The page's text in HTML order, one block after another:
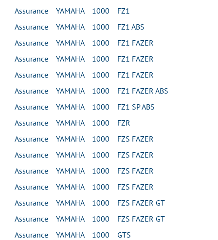
Assurance YAMAHA 1000 FZ1
Assurance YAMAHA 1000 FZ1 ABS
Assurance YAMAHA 1000 FZ1 FAZER
Assurance YAMAHA 1000 FZ1 FAZER
Assurance YAMAHA 1000 FZ1 FAZER
Assurance YAMAHA 1000 FZ1 FAZER ABS
Assurance YAMAHA 1000 FZ1 SP ABS
Assurance YAMAHA 1000 FZR
Assurance YAMAHA 1000 FZS FAZER
Assurance YAMAHA 1000 FZS FAZER
Assurance YAMAHA 1000 FZS FAZER
Assurance YAMAHA 1000 FZS FAZER
Assurance YAMAHA 1000 FZS FAZER GT
Assurance YAMAHA 1000 FZS FAZER GT
Assurance YAMAHA 1000 GTS